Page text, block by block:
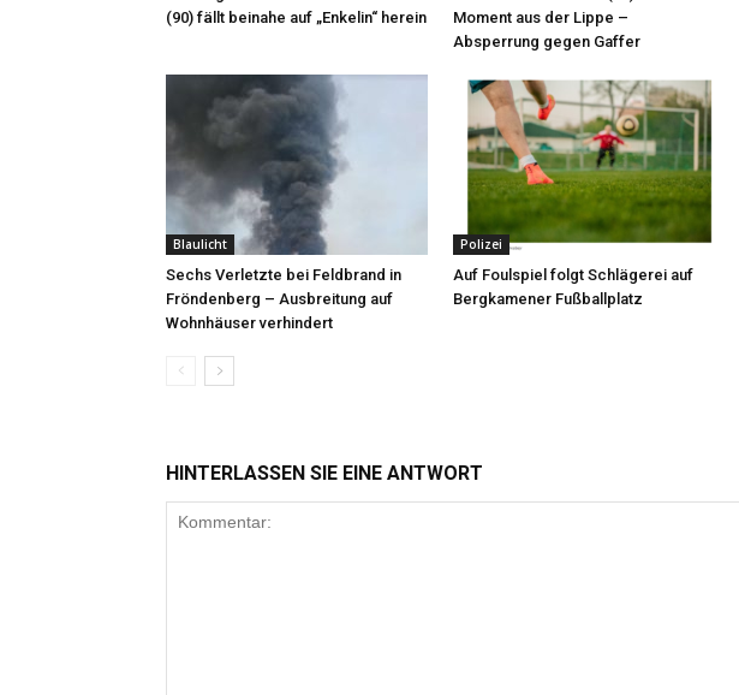
(90) fällt beinahe auf „Enkelin“ herein
Moment aus der Lippe –
Absperrung gegen Gaffer
Blaulicht
Sechs Verletzte bei Feldbrand in
Fröndenberg – Ausbreitung auf
Wohnhäuser verhindert
Polizei
Auf Foulspiel folgt Schlägerei auf
Bergkamener Fußballplatz
HINTERLASSEN SIE EINE ANTWORT